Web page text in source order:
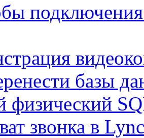
базы
физический
звонка в